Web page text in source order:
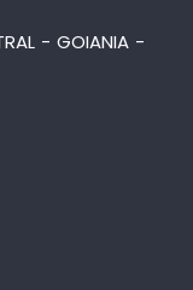
- GOIANIA -